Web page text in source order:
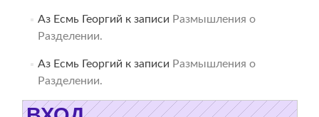
Аз Есмь Георгий к записи Размышления о
Разделении.
Аз Есмь Георгий к записи Размышления о
Разделении.